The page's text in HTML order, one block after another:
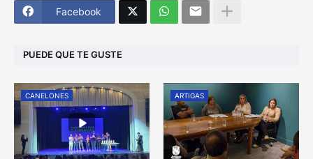
Facebook
PUEDE QUE TE GUSTE
CANELONES ARTIGAS